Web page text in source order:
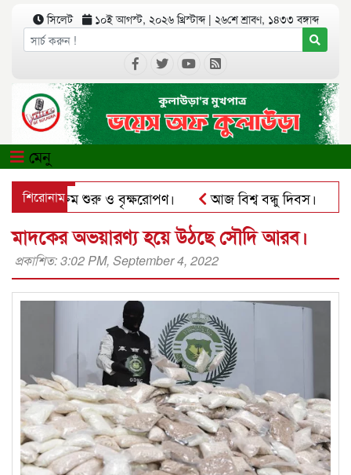
সিলেট ১০ই আগস্ট, ২০২৬ খ্রিস্টাব্দ| ২৬শে শ্রাবণ, ১৪৩৩ বঙ্গাব্দ
মেনু
শিরোনাম
কার্যক্রম শুরু ও বৃক্ষরোপণ। আজ বিশ্ব বন্ধু দিবস।
ব্যবহার করে প্রতারণার চেষ্টা।
পৃথিমপাশায় ঋণের
মাদকের অভয়ারণ্য হয়ে উঠছে সৌদি আরব।
প্রকাশিত: 3:02 PM, September 4, 2022